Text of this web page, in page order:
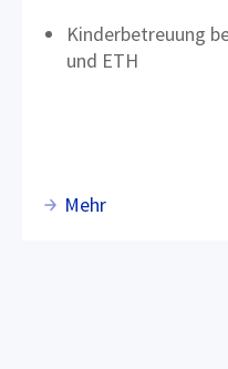
Kinderbetreuung
und ETH
Mehr